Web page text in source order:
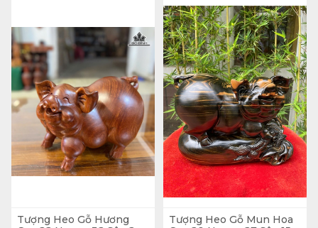
Tượng Heo Gỗ Hương
Tượng Heo Gỗ Mun Hoa